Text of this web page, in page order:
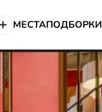
МЕСТАПОДБОРКИ